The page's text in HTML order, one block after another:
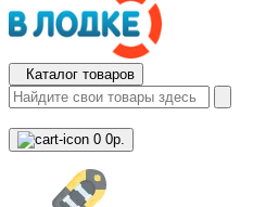
Каталог товаров
0 0р.